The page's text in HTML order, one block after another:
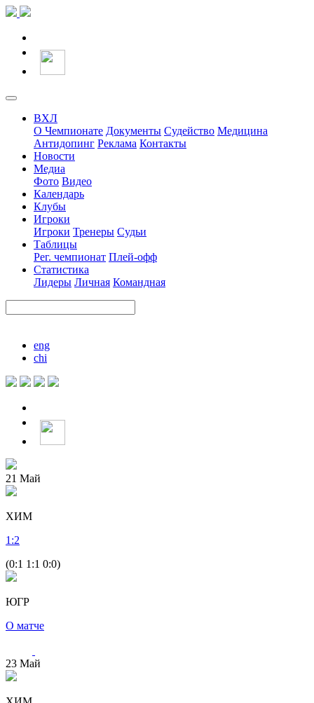
ВХЛ
О Чемпионате Документы Судейство Медицина
Антидопинг Реклама Контакты
Новости
Медиа
Фото Видео
Календарь
Клубы
Игроки
Игроки Тренеры Судьи
Таблицы
Рег. чемпионат Плей-офф
Статистика
Лидеры Личная Командная
eng
chi
21 Май
ХИМ
1 :2
(0:1 1:1 0:0)
ЮГР
О матче
23 Май